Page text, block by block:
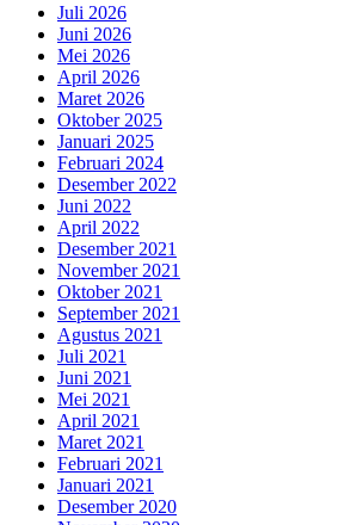
Juli 2026
Juni 2026
Mei 2026
April 2026
Maret 2026
Oktober 2025
Januari 2025
Februari 2024
Desember 2022
Juni 2022
April 2022
Desember 2021
November 2021
Oktober 2021
September 2021
Agustus 2021
Juli 2021
Juni 2021
Mei 2021
April 2021
Maret 2021
Februari 2021
Januari 2021
Desember 2020